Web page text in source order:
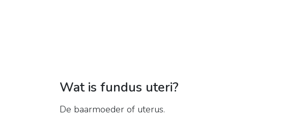
Wat is fundus uteri?
De baarmoeder of uterus.